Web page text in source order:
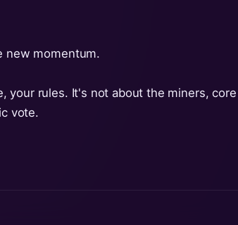
new momentum.
your rules. It's not about the miners,
vote.